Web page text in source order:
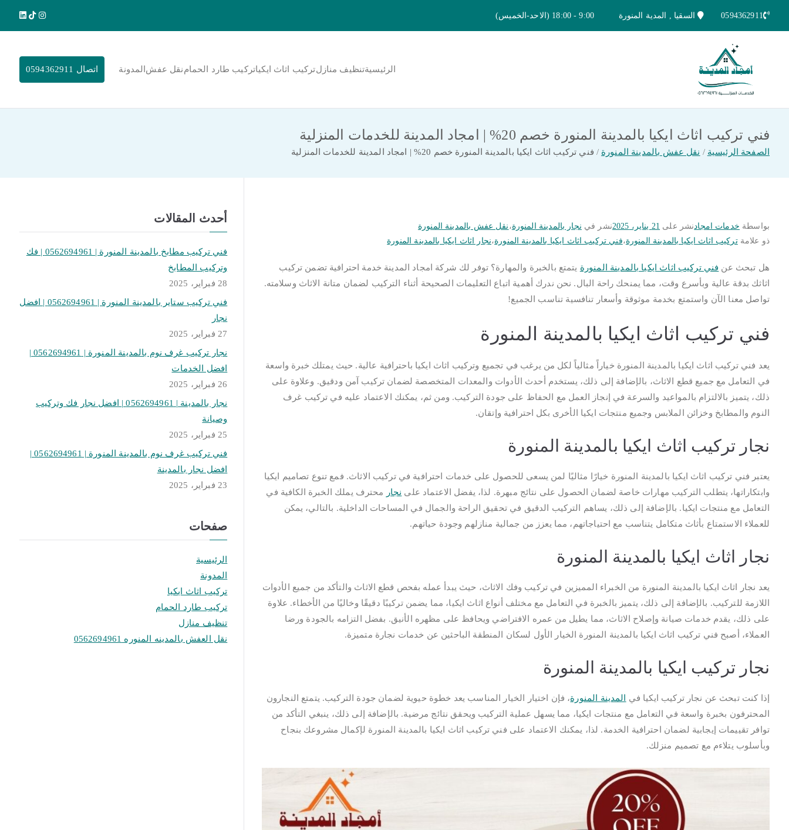
0594362911 السقيا , المدية المنورة
الرئيسيةتنظيف منازلتركيب اثاث ايكياتركيب طارد الحمامنقل عفش المدونة اتصال 0594362911
فني تركيب اثاث ايكيا بالمدينة المنورة خصم 20% | امجاد المدينة للخدمات المنزلية
الصفحة الرئيسية نقل عفش بالمدينة المنورة فني تركيب اثاث ايكيا بالمدينة المنورة خصم 20% | امجاد المدينة للخدمات المنزلية
بواسطة خدمات امجاد نشر على 21 يناير، 2025 نشر في نجار بالمدينة المنورة، نقل عفش بالمدينة المنورة
ذو علامةتركيب اثاث ايكيا بالمدينة المنورة،فني تركيب اثاث ايكيا بالمدينة المنورة،نجار اثاث ايكيا بالمدينة المنورة
هل تبحث عن فني تركيب اثاث ايكيا بالمدينة المنورة يتمتع بالخبرة والمهارة؟ توفر لك شركة امجاد المدينة خدمة احترافية تضمن تركيب
اثاثك بدقة عالية وبأسرع وقت، مما يمنحك راحة البال. نحن ندرك أهمية اتباع التعليمات الصحيحة أثناء التركيب لضمان متانة الاثاث وسلامته.
تواصل معنا الآن واستمتع بخدمة موثوقة وأسعار تنافسية تناسب الجميع!
فني تركيب اثاث ايكيا بالمدينة المنورة
يعد فني تركيب اثاث ايكيا بالمدينة المنورة خياراً مثالياً لكل من يرغب في تجميع وتركيب اثاث ايكيا باحترافية عالية. حيث يمتلك خبرة واسعة
في التعامل مع جميع قطع الاثاث، بالإضافة إلى ذلك، يستخدم أحدث الأدوات والمعدات المتخصصة لضمان تركيب آمن ودقيق. وعلاوة على
ذلك، يتميز بالالتزام بالمواعيد والسرعة في إنجاز العمل مع الحفاظ على جودة التركيب. ومن ثم، يمكنك الاعتماد عليه في تركيب غرف
النوم والمطابخ وخزائن الملابس وجميع منتجات ايكيا الأخرى بكل احترافية وإتقان.
نجار تركيب اثاث ايكيا بالمدينة المنورة
يعتبر فني تركيب اثاث ايكيا بالمدينة المنورة خيارًا مثاليًا لمن يسعى للحصول على خدمات احترافية في تركيب الاثاث. فمع تنوع تصاميم ايكيا
وابتكاراتها، يتطلب التركيب مهارات خاصة لضمان الحصول على نتائج مبهرة. لذا، يفضل الاعتماد على نجار
محترف يملك الخبرة الكافية في
التعامل مع منتجات ايكيا. بالإضافة إلى ذلك، يساهم التركيب الدقيق في تحقيق الراحة والجمال في المساحات الداخلية. بالتالي، يمكن
للعملاء الاستمتاع بأثاث متكامل يتناسب مع احتياجاتهم، مما يعزز من جمالية منازلهم وجودة حياتهم.
نجار اثاث ايكيا بالمدينة المنورة
يعد نجار اثاث ايكيا بالمدينة المنورة من الخبراء المميزين في تركيب وفك الاثاث، حيث يبدأ عمله بفحص قطع الاثاث والتأكد من جميع الأدوات
اللازمة للتركيب. بالإضافة إلى ذلك، يتميز بالخبرة في التعامل مع مختلف أنواع اثاث ايكيا، مما يضمن تركيبًا دقيقًا وخاليًا من الأخطاء. علاوة
على ذلك، يقدم خدمات صيانة وإصلاح الاثاث، مما يطيل من عمره الافتراضي ويحافظ على مظهره الأنيق. بفضل التزامه بالجودة ورضا
العملاء، أصبح فني تركيب اثاث ايكيا بالمدينة المنورة الخيار الأول لسكان المنطقة الباحثين عن خدمات نجارة متميزة.
نجار تركيب ايكيا بالمدينة المنورة
إذا كنت تبحث عن نجار تركيب ايكيا في المدينة المنورة، فإن اختيار الخيار المناسب يعد خطوة حيوية لضمان جودة التركيب. يتمتع النجارون
المحترفون بخبرة واسعة في التعامل مع منتجات ايكيا، مما يسهل عملية التركيب ويحقق نتائج مرضية. بالإضافة إلى ذلك، ينبغي التأكد من
توافر تقييمات إيجابية لضمان احترافية الخدمة. لذا، يمكنك الاعتماد على فني تركيب اثاث ايكيا بالمدينة المنورة لإكمال مشروعك بنجاح
وبأسلوب يتلاءم مع تصميم منزلك.
أحدث المقالات
فني تركيب مطابخ بالمدينة المنورة | 0562694961 | فك
وتركيب المطابخ
28 فبراير، 2025
فني تركيب ستاير بالمدينة المنورة | 0562694961 | افضل
نجار
27 فبراير، 2025
نجار تركيب غرف نوم بالمدينة المنورة | 0562694961 |
افضل الخدمات
26 فبراير، 2025
نجار بالمدينة | 0562694961 | افضل نجار فك وتركيب
وصيانة
25 فبراير، 2025
فني تركيب غرف نوم بالمدينة المنورة | 0562694961 |
افضل نجار بالمدينة
23 فبراير، 2025
صفحات
الرئيسية
المدونة
تركيب اثاث ايكيا
تركيب طارد الحمام
تنظيف منازل
نقل العفش بالمدينه المنوره 0562694961